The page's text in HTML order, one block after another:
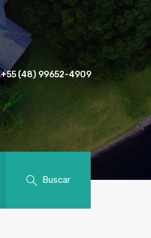
+55 (48) 99652-4909
Buscar